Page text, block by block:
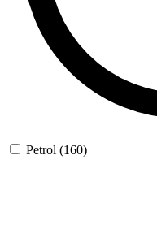
Petrol (160)